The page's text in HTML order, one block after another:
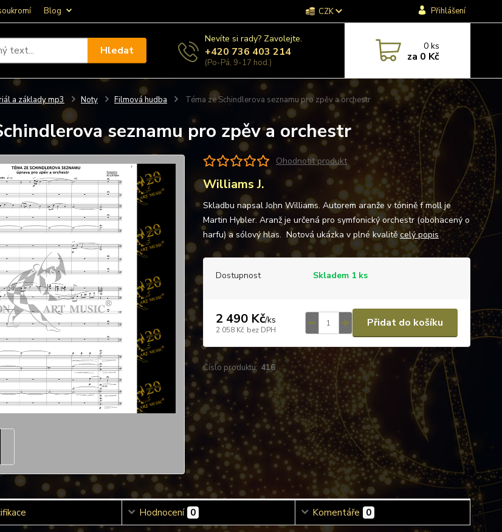
Blog CZK Přihlášení
Hledat
Nevíte si rady? Zavolejte.
+420 736 403 214
(Po-Pá, 9-17 hod.)
0ks
za 0 Kč
a základy mp3 Noty Filmová hudba Téma ze Schindlerova seznamu pro zpěv a orchestr
seznamu pro zpěv a orchestr
Ohodnotit produkt
Williams J.
Skladbu napsal John Williams. Autorem aranže v tónině f moll je
Martin Hybler. Aranž je určená pro symfonický orchestr (obohacený o
harfu) a sólový hlas. Notová ukázka v plné kvalitěcelý popis
Dostupnost Skladem 1 ks
2 490 Kč/ks
2 058 Kč bez DPH
Přidat do košíku
Číslo produktu: 416
Hodnocení 0 Komentáře 0